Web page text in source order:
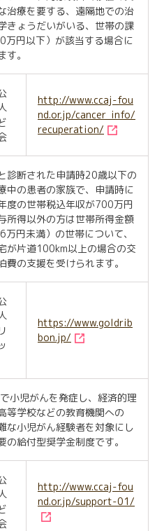
治療を要する、遠隔地での治
きょうだいがいる、世帯の課
万円以下）が該当する場合に
す。
http://www.ccaj-fou
nd.or.jp/cancer_info/
recuperation/
診断された申請時20歳以下の
中の患者の家族で、申請時に
度の世帯税込年収が700万円
所得以外の方は世帯所得金額
万円未満）の世帯について、
が片道100km以上の場合の交
費の支援を受けられます。
https://www.goldrib
bon.jp/
小児がんを発症し、経済的理
等学校などの教育機関への
な小児がん経験者を対象にし
の給付型奨学金制度です。
http://www.ccaj-fou
nd.or.jp/support-01/